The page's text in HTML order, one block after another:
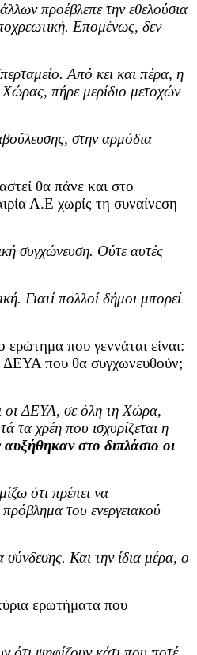
προέβλεπε την εθελούσια
Επομένως, δεν
Από κει και πέρα, η
πήρε μερίδιο μετοχών
στην αρμόδια
θα πάνε και στο
Α.Ε χωρίς τη συναίνεση
συγχώνευση. Ούτε αυτές
Γιατί πολλοί δήμοι μπορεί
ερώτημα που γεννάται είναι:
ΔΕΥΑ που θα συγχωνευθούν;
οι ΔΕΥΑ, σε όλη τη Χώρα,
τα χρέη που ισχυρίζεται η
στο διπλάσιο οι
ότι πρέπει να
του ενεργειακού
Και την ίδια μέρα, ο
ερωτήματα που